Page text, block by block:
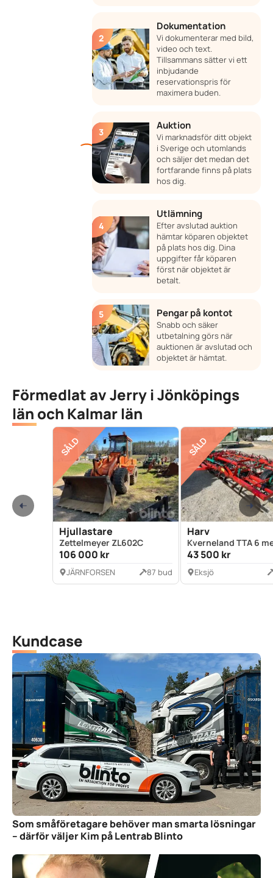
Dokumentation
Vi dokumenterar med bild,
video och text.
Tillsammans sätter vi ett
inbjudande
reservationspris för
maximera buden.
Auktion
Vi marknadsför ditt objekt
i Sverige och utomlands
och säljer det medan det
fortfarande finns på plats
hos dig.
Utlämning
Efter avslutad auktion
hämtar köparen objektet
på plats hos dig. Dina
uppgifter får köparen
först när objektet är
betalt.
Pengar på kontot
Snabb och säker
utbetalning görs när
auktionen är avslutad och
objektet är hämtat.
Förmedlat av Jerry i Jönköpings
län och Kalmar län
SÅLD
Hjullastare
Zettelmeyer ZL602C
106 000 kr
JÄRNFORSEN 87 bud
SÅLD
Harv
Kverneland TTA 6
43 500 kr
Eksjö
Kundcase
Som småföretagare behöver man smarta lösningar
– därför väljer Kim på Lentrab Blinto